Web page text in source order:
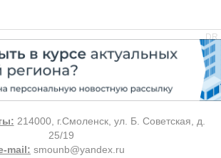
DR
214000, г.Смоленск, ул. Б. Советская, д.
25/19
mail: smounb@yandex.ru